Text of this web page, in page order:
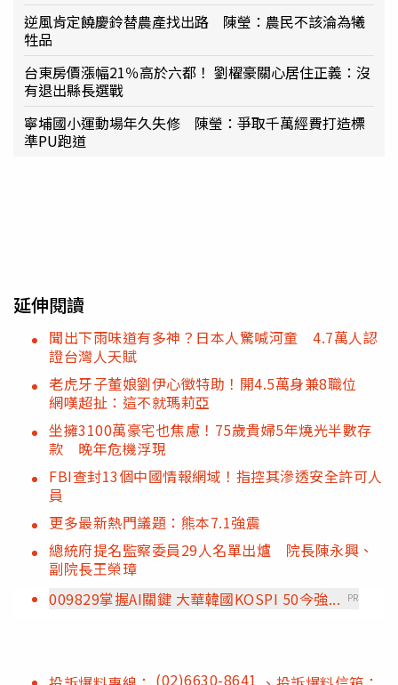
逆風肯定饒慶鈴替農產找出路 陳瑩：農民不該淪為犧
牲品
台東房價漲幅21％高於六都！ 劉櫂豪關心居住正義：沒
有退出縣長選戰
寧埔國小運動場年久失修 陳瑩：爭取千萬經費打造標
準PU跑道
延伸閱讀
聞出下雨味道有多神？日本人驚喊河童 4.7萬人認
證台灣人天賦
老虎牙子董娘劉伊心徵特助！開4.5萬身兼8職位
網嘆超扯：這不就瑪莉亞
坐擁3100萬豪宅也焦慮！75歲貴婦5年燒光半數存
款 晚年危機浮現
FBI查封13個中國情報網域！指控其滲透安全許可人
員
更多最新熱門議題：熊本7.1強震
總統府提名監察委員29人名單出爐 院長陳永興、
副院長王榮璋
009829掌握AI關鍵 大華韓國KOSPI 50今強...
PR
(02)6630-8641